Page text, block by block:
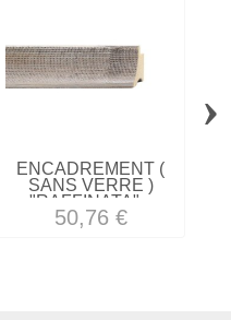
ENCADREMENT (
SANS VERRE )
"RAFFINATA"...
50,76 €
›